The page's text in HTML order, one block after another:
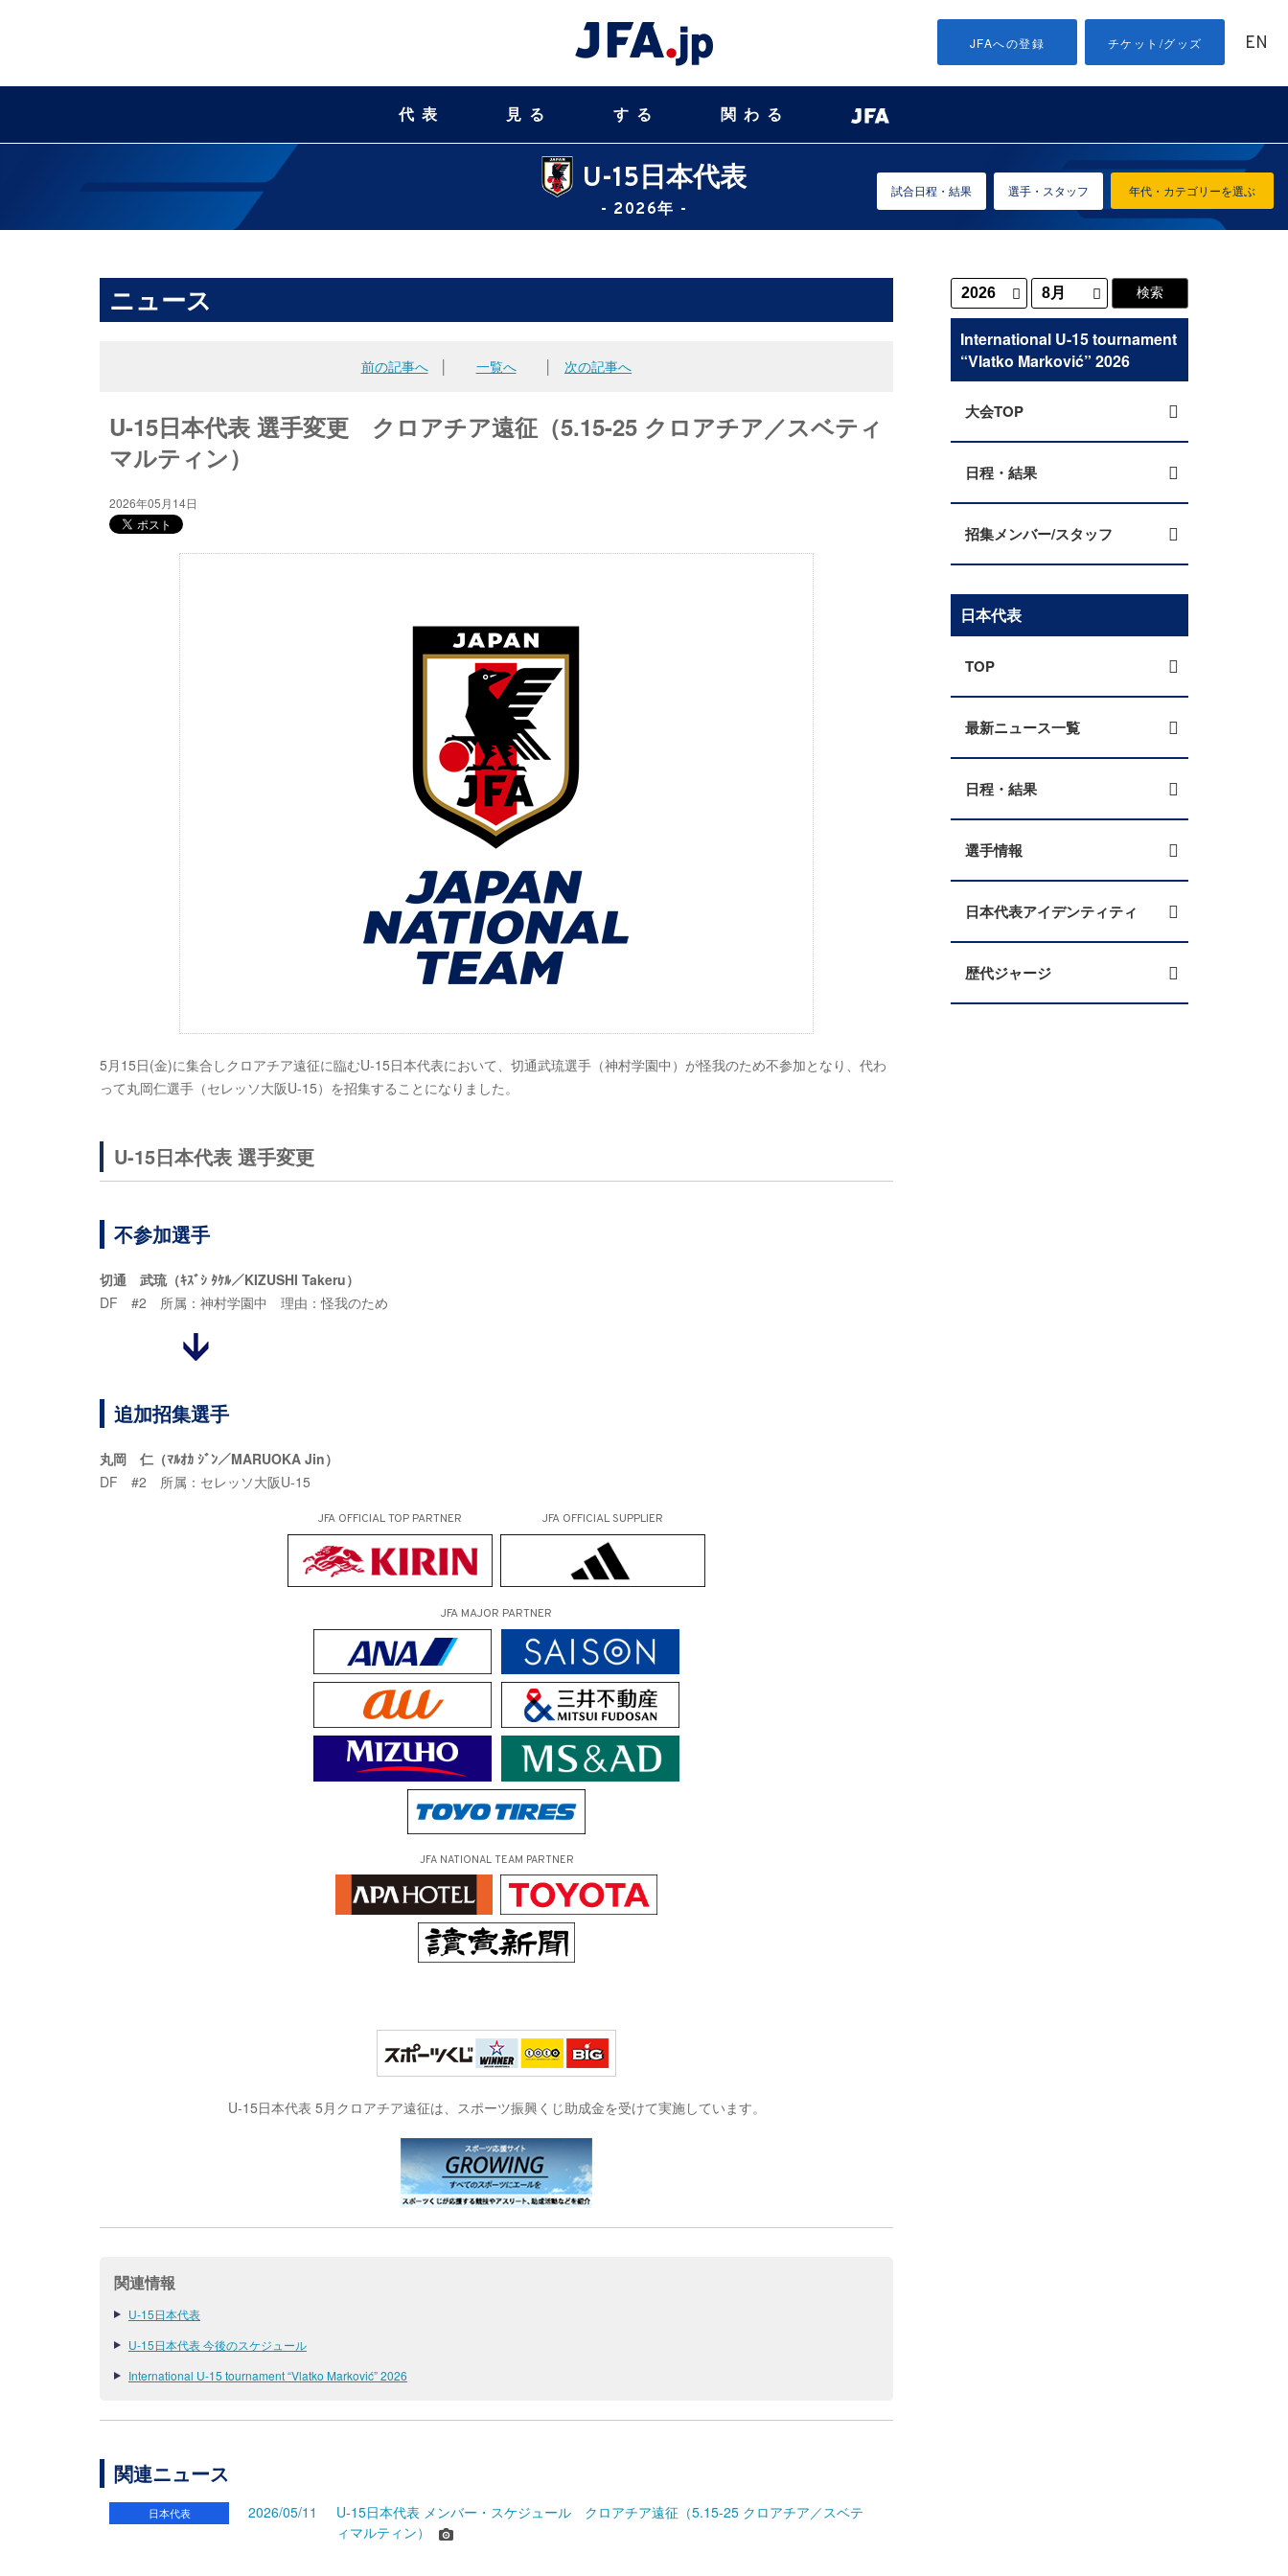
JFAへの登録 チケット/グッズ EN
代表 見る する 関わる
U-15日本代表
- 2026年 -
年代・カテゴリーを選ぶ
試合日程・結果 選手・スタッフ
ニュース
前の記事へ│ 一覧へ 次の記事へ
U-15日本代表 選手変更 クロアチア遠征（5.15-25 クロアチア／スベティ
マルティン）
2026年05月14日
5月15日(金)に集合しクロアチア遠征に臨むU-15日本代表において、切通武琉選手（神村学園中）が怪我のため不参加となり、代わ
って丸岡仁選手（セレッソ大阪U-15）を招集することになりました。
U-15日本代表 選手変更
不参加選手
切通 武琉（ｷｽﾞｼ ﾀｹﾙ／KIZUSHI Takeru）
DF #2 所属：神村学園中 理由：怪我のため
追加招集選手
丸岡 仁（ﾏﾙｵｶ ｼﾞﾝ／MARUOKA Jin）
DF #2 所属：セレッソ大阪U-15
JFA OFFICIALTOP PARTNER JFA OFFICIAL SUPPLIER
JFA MAJOR PARTNER
JFA NATIONAL TEAM PARTNER
U-15日本代表 5月クロアチア遠征は、 スポーツ振興くじ助成金を受けて実施しています。
関連情報
U-15日本代表
U-15日本代表 今後のスケジュール
International U-15 tournament “Vlatko Marković” 2026
関連ニュース
日本代表 2026/05/11
U-15日本代表 メンバー・スケジュール クロアチア遠征（5.15-25 クロアチア／スベテ
ィマルティン）
International U-15 tournament
“Vlatko Marković” 2026
大会TOP
日程・結果
招集メンバー/スタッフ
日本代表
TOP
最新ニュース一覧
日程・結果
選手情報
日本代表アイデンティティ
歴代ジャージ